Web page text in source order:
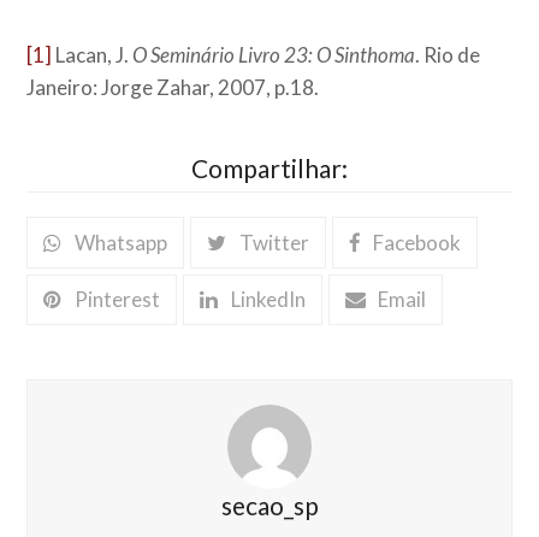
[1] Lacan, J. O Seminário Livro 23: O Sinthoma. Rio de
Janeiro: Jorge Zahar, 2007, p.18.
Compartilhar:
Whatsapp Twitter Facebook
Pinterest LinkedIn Email
secao_sp